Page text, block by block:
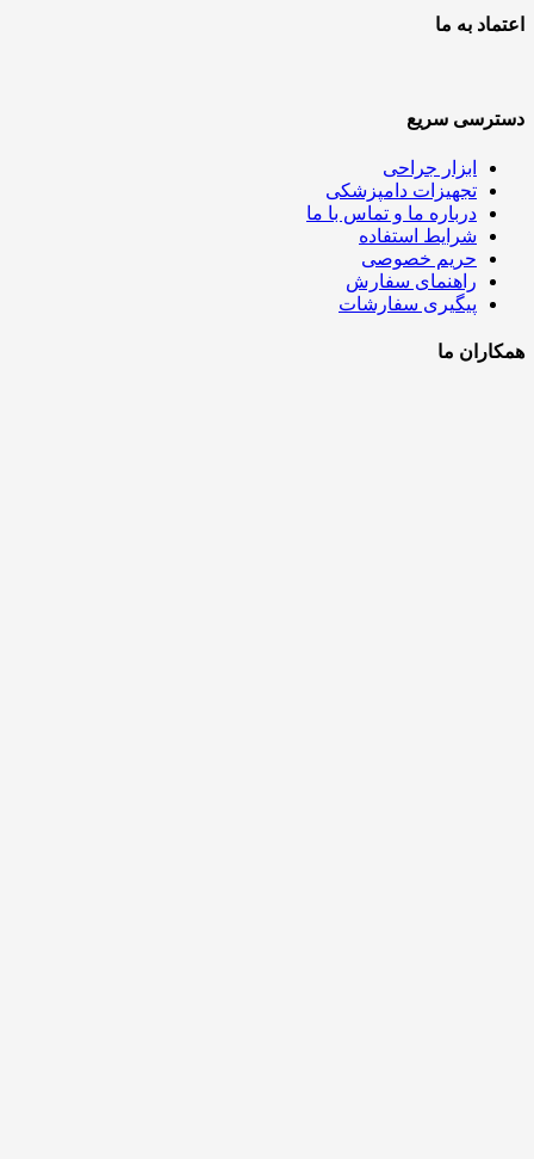
اعتماد به ما
دسترسی سریع
ابزار جراحی
تجهیزات دامپزشکی
درباره ما و تماس با ما
شرایط استفاده
حریم خصوصی
راهنمای سفارش
پیگیری سفارشات
همکاران ما